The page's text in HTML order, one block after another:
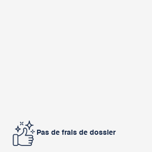
Pas de frais de dossier